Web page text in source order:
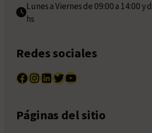
Lunes a Viernes de 09:00 a 14:00 y
hs
Redes sociales
Facebook InstagramLinkedIn Twitter YouTube
Páginas del sitio